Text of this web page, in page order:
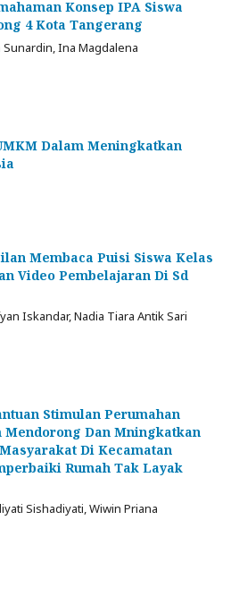
Konsep IPA Siswa
4 Kota Tangerang
Ina Magdalena
Dalam Meningkatkan
Membaca Puisi Siswa Kelas
Video Pembelajaran Di Sd
Iskandar, Nadia Tiara Antik Sari
Stimulan Perumahan
Mendorong Dan Mningkatkan
Di Kecamatan
Rumah Tak Layak
Sishadiyati, Wiwin Priana